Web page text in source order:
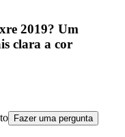
2019? Um
clara a cor
Fazer uma pergunta